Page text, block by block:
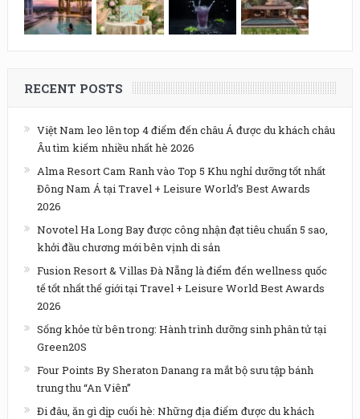
RECENT POSTS
Việt Nam leo lên top 4 điểm đến châu Á được du khách châu
Âu tìm kiếm nhiều nhất hè 2026
Alma Resort Cam Ranh vào Top 5 Khu nghỉ dưỡng tốt nhất
Đông Nam Á tại Travel + Leisure World’s Best Awards
2026
Novotel Ha Long Bay được công nhận đạt tiêu chuẩn 5 sao,
khởi đầu chương mới bên vịnh di sản
Fusion Resort & Villas Đà Nẵng là điểm đến wellness quốc
tế tốt nhất thế giới tại Travel + Leisure World Best Awards
2026
Sống khỏe từ bên trong: Hành trình dưỡng sinh phân tử tại
Green20S
Four Points By Sheraton Danang ra mắt bộ sưu tập bánh
trung thu “An Viên”
Đi đâu, ăn gì dịp cuối hè: Những địa điểm được du khách